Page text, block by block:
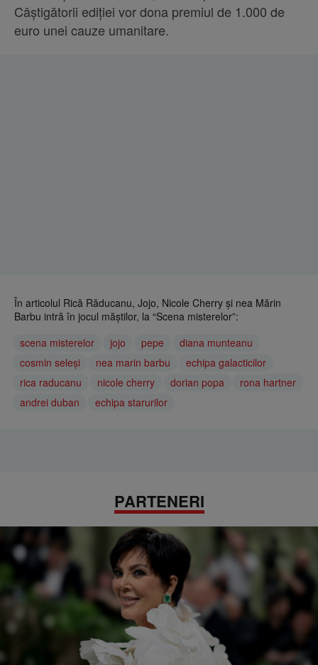
Câștigătorii ediției vor dona premiul de 1.000 de
euro unei cauze umanitare.
În articolul Rică Răducanu, Jojo, Nicole Cherry și nea Mărin
Barbu intră în jocul măștilor, la “Scena misterelor”:
scena misterelor
jojo pepe
diana munteanu
cosmin seleși
nea marin barbu
echipa galacticilor
rica raducanu
nicole cherry dorian popa
rona hartner
andrei duban
echipa starurilor
PARTENERI